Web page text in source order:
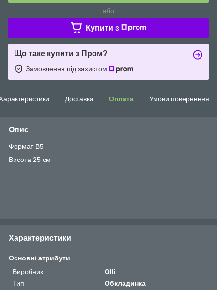
або
Купити з
Що таке купити з Пром?
Замовлення під захистом
Доставка Оплата Умови повернення
Опис
Формат В5
Висота 25 см
Характеристики
Основні атрибути
Виробник
Olli
Тип
Обкладинка